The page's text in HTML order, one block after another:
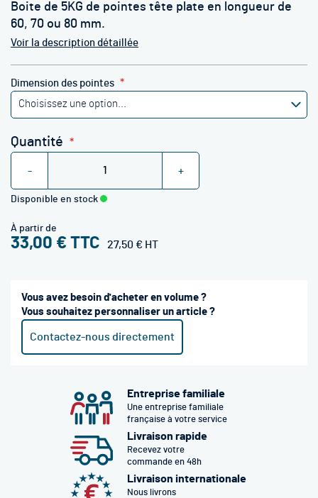
Boite de 5KG de pointes tête plate en longueur de
60, 70 ou 80 mm.
Voir la description détaillée
Dimension des pointes
Quantité
- +
À partir de
33,00 € 27,50 €
Disponible en stock
Vous avez besoin d'acheter en volume ?
Vous souhaitez personnaliser un article ?
Contactez-nous directement
Entreprise familiale
Une entreprise familiale
française à votre service
Livraison rapide
Recevez votre
commande en 48h
Livraison internationale
Nous livrons